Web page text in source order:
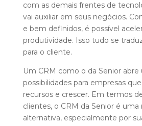
com as demais frentes de
vai auxiliar em seus negócios.
e bem definidos, é possível
produtividade. Isso tudo se
para o cliente.
Um CRM como o da Senior
possibilidades para empresas
recursos e crescer. Em termos
clientes, o CRM da Senior é uma
alternativa, especialmente por